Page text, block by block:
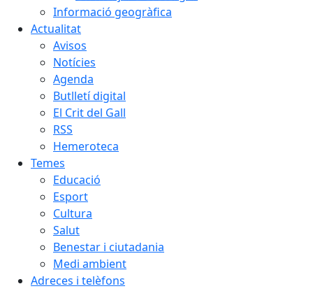
Informació geogràfica
Actualitat
Avisos
Notícies
Agenda
Butlletí digital
El Crit del Gall
RSS
Hemeroteca
Temes
Educació
Esport
Cultura
Salut
Benestar i ciutadania
Medi ambient
Adreces i telèfons